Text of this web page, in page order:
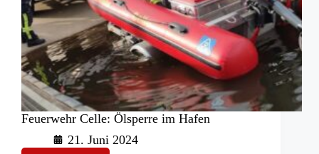
Feuerwehr Celle: Ölsperre im Hafen
21. Juni 2024